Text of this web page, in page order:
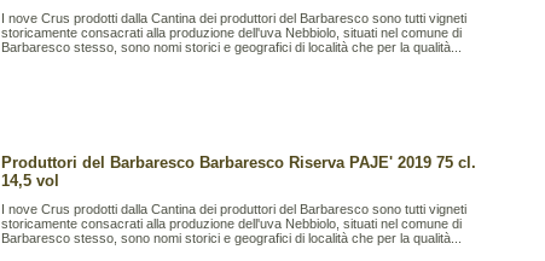
I nove Crus prodotti dalla Cantina dei produttori del Barbaresco sono tutti vigneti
storicamente consacrati alla produzione dell'uva Nebbiolo, situati nel comune di
Barbaresco stesso, sono nomi storici e geografici di località che per la qualità...
Produttori del Barbaresco Barbaresco Riserva PAJE' 2019 75 cl.
14,5 vol
I nove Crus prodotti dalla Cantina dei produttori del Barbaresco sono tutti vigneti
storicamente consacrati alla produzione dell'uva Nebbiolo, situati nel comune di
Barbaresco stesso, sono nomi storici e geografici di località che per la qualità...